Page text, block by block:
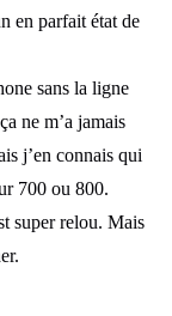
en parfait état de
sans la ligne
ne m’a jamais
j’en connais qui
700 ou 800.
super relou. Mais